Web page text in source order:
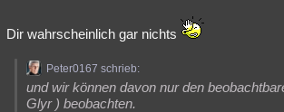
Dir wahrscheinlich gar nichts
Peter0167 schrieb:
und wir können davon nur den
Glyr ) beobachten.